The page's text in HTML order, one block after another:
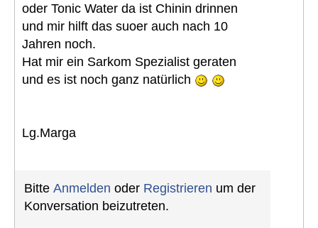
oder Tonic Water da ist Chinin drinnen
und mir hilft das suoer auch nach 10
Jahren noch.
Hat mir ein Sarkom Spezialist geraten
und es ist noch ganz natürlich
Lg.Marga
Bitte Anmelden oder Registrieren um der
Konversation beizutreten.